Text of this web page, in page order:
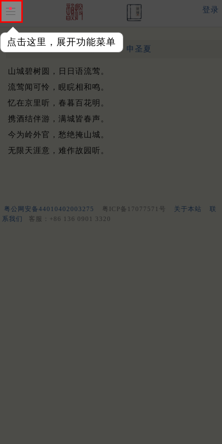
点击这里，展开功能菜单
登录
听莺怀故园。用白韵 清 · 申圣夏
山城碧树圆，日日语流莺。
流莺闻可怜，睍睆相和鸣。
忆在京里听，春暮百花明。
携酒结伴游，满城皆春声。
今为岭外官，愁绝掩山城。
无限天涯意，难作故园听。
粤公网安备44010402003275 粤ICP备17077571号 关于本站
联
系我们
客服：+86 136 0901 3320